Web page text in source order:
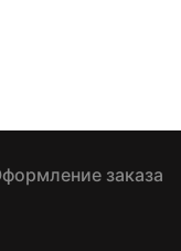
заказа